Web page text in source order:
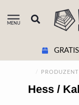
MENU
/
Hess /